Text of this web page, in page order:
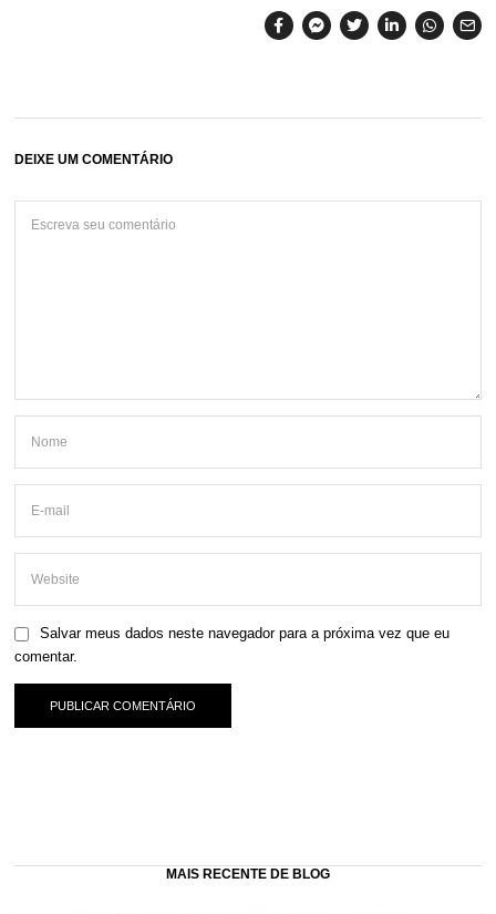
DEIXE UM COMENTÁRIO
Salvar meus dados neste navegador para a próxima vez que eu
comentar.
MAIS RECENTE DE BLOG